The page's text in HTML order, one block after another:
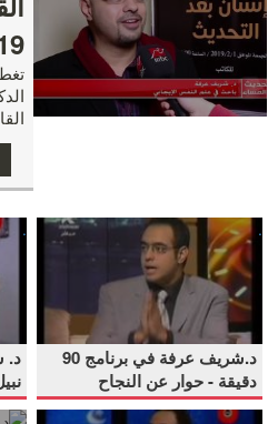
n
د.شريف
عرفة
في
برنامج
90
.
د.شريف عرفة في برنامج 90
دقيقة - حوار عن النجاح
د..
د.
Pages